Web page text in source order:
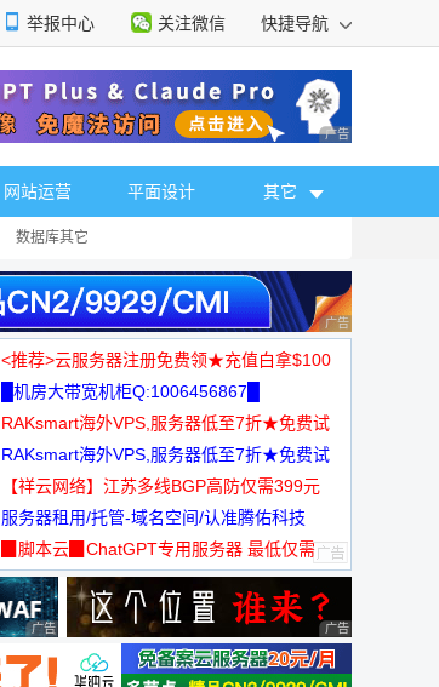
举报中心 关注微信 快捷导航
广告 商业广告，理
网站运营 平面设计 其它
数据库其它
广告 商业广告，理
<推荐>云服务器注册免费领★充值白拿$100
█机房大带宽机柜Q:1006456867█
RAKsmart海外VPS,服务器低至7折★免费试
用★
RAKsmart海外VPS,服务器低至7折★免费试
用★
【祥云网络】江苏多线BGP高防仅需399元
服务器租用/托管-域名空间/认准腾佑科技
▉脚本云▉ChatGPT专用服务器 最低仅需
19元/月
广告 商业广告，理性选择 广告 商业广告，理